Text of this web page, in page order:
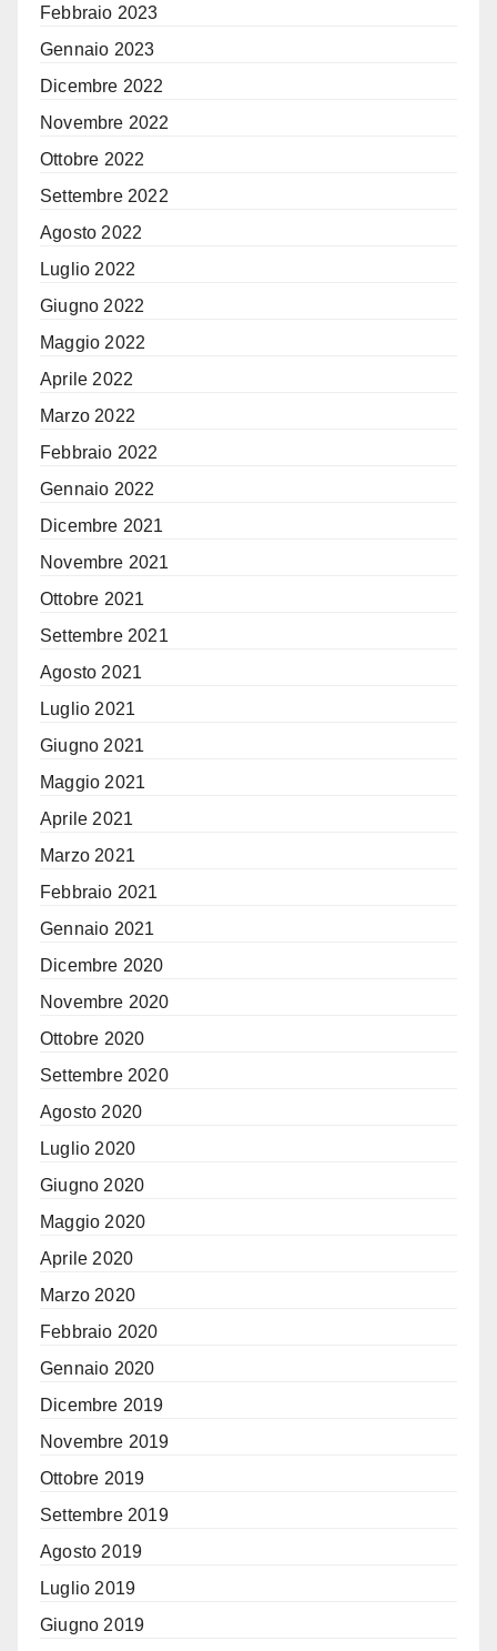
Febbraio 2023
Gennaio 2023
Dicembre 2022
Novembre 2022
Ottobre 2022
Settembre 2022
Agosto 2022
Luglio 2022
Giugno 2022
Maggio 2022
Aprile 2022
Marzo 2022
Febbraio 2022
Gennaio 2022
Dicembre 2021
Novembre 2021
Ottobre 2021
Settembre 2021
Agosto 2021
Luglio 2021
Giugno 2021
Maggio 2021
Aprile 2021
Marzo 2021
Febbraio 2021
Gennaio 2021
Dicembre 2020
Novembre 2020
Ottobre 2020
Settembre 2020
Agosto 2020
Luglio 2020
Giugno 2020
Maggio 2020
Aprile 2020
Marzo 2020
Febbraio 2020
Gennaio 2020
Dicembre 2019
Novembre 2019
Ottobre 2019
Settembre 2019
Agosto 2019
Luglio 2019
Giugno 2019